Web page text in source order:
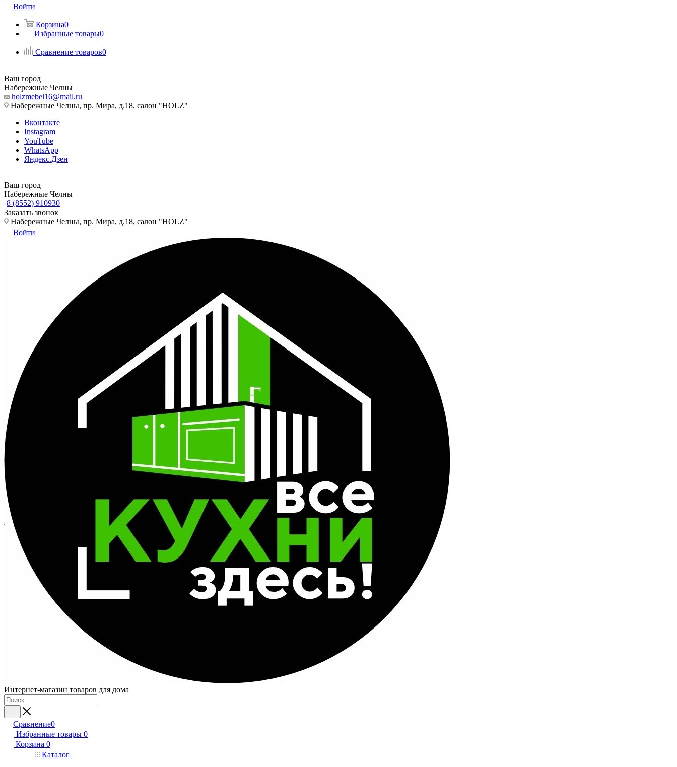
Войти
Корзина0
Избранные товары0
Сравнение товаров0
Ваш город
Набережные Челны
holzmebel16@mail.ru
Набережные Челны, пр. Мира, д.18, салон "HOLZ"
Вконтакте
Instagram
YouTube
WhatsApp
Яндекс.Дзен
Ваш город
Набережные Челны
8 (8552) 910930
Заказать звонок
Набережные Челны, пр. Мира, д.18, салон "HOLZ"
Войти
Интернет-магазин товаров для дома
Сравнение0
Избранные товары 0
Корзина 0
Каталог